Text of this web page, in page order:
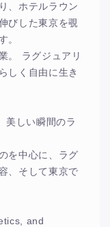
、ホテルラウン
びした東京を覗
。
。 ラグジュアリ
しく自由に生き
美しい瞬間のラ
を中心に、ラグ
、そして東京で
and